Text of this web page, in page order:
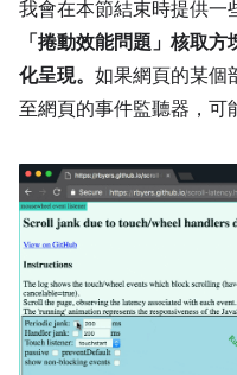
我會在本節結束時提供一
「捲動效能問題」核取
化呈現。 如果網頁的某個
至網頁的事件監聽器，可